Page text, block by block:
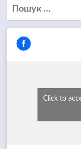
Пошук:
Click to